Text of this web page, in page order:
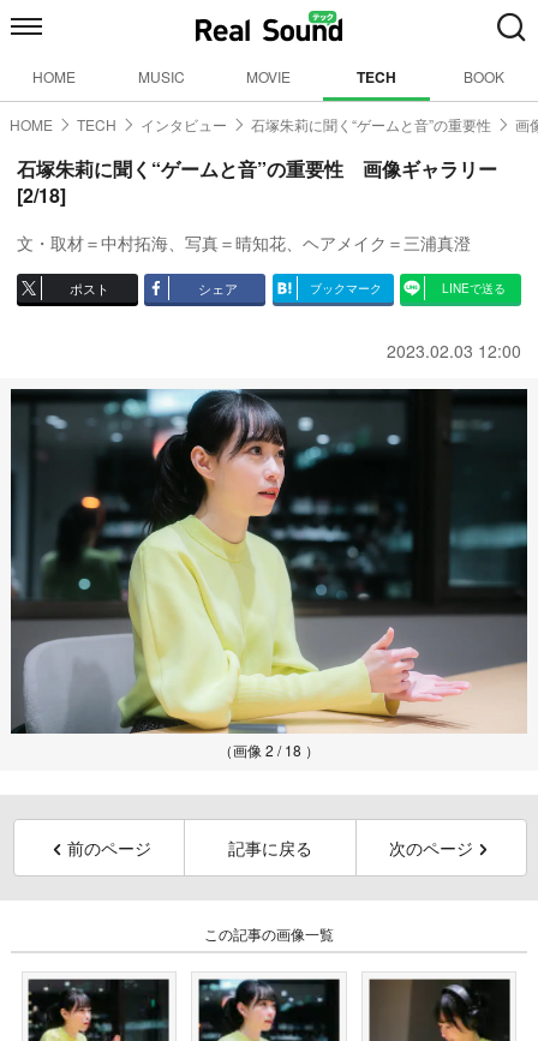
HOME MUSIC MOVIE TECH BOOK
HOME TECH インタビュー 石塚朱莉に聞く“ゲームと音”の重要性 画
石塚朱莉に聞く“ゲームと音”の重要性 画像ギャラリー
[2/18]
文・取材＝中村拓海、写真＝晴知花、ヘアメイク＝三浦真澄
ポスト シェア ブックマーク LINEで送る
2023.02.03 12:00
（画像 2 / 18 ）
前のページ 記事に戻る 次のページ
この記事の画像一覧